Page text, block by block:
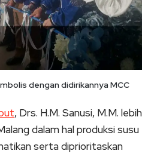
dengan didirikannya MCC
, Drs. H.M. Sanusi, M.M. lebih
dalam hal produksi susu
serta diprioritaskan